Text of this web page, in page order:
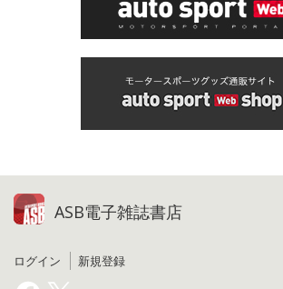
ASB電子雑誌書店
ログイン 新規登録